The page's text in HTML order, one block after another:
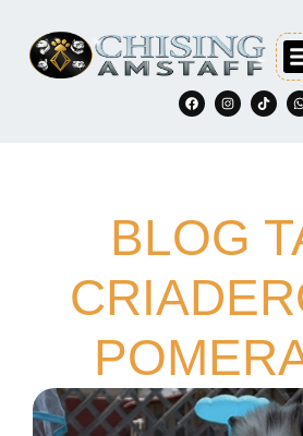
BLOG